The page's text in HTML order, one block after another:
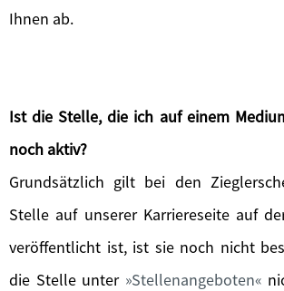
Ihnen ab.
Ist die Stelle, die ich auf einem
noch aktiv?
Grundsätzlich gilt bei den
Stelle auf unserer Karriereseite auf
veröffentlicht ist, ist sie noch nicht
die Stelle unter Stellenangeboten